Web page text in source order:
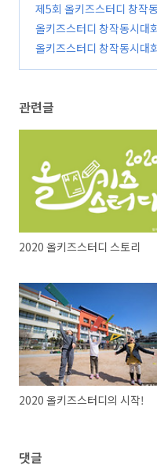
제5회 올키즈스터디 창작
작품 리뷰 (0)
올키즈스터디 창작동시
다!
(0)
올키즈스터디 창작동시대
관련글
2020 올키즈스터디 스토리
2020 올키즈스터디의 시작!
댓글